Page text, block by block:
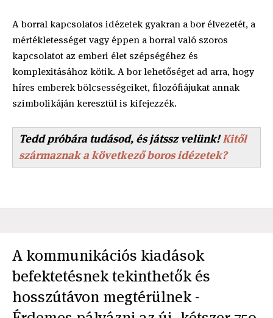
A borral kapcsolatos idézetek gyakran a bor élvezetét, a
mértékletességet vagy éppen a borral való szoros
kapcsolatot az emberi élet szépségéhez és
komplexitásához kötik. A bor lehetőséget ad arra, hogy
híres emberek bölcsességeiket, filozófiájukat annak
szimbolikáján keresztül is kifejezzék.
Tedd próbára tudásod, és játssz velünk!Kitől
származnak a következő boros idézetek?
A kommunikációs kiadások
befektetésnek tekinthetők és
hosszútávon megtérülnek -